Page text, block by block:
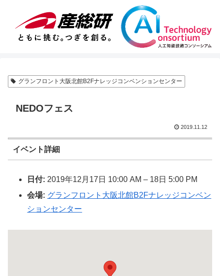
グランフロント大阪北館B2Fナレッジコンベンションセンター
NEDOフェス
2019.11.12
イベント詳細
日付: 2019年12月17日 10:00 AM – 18日 5:00 PM
会場: グランフロント大阪北館B2Fナレッジコンベン
ションセンター